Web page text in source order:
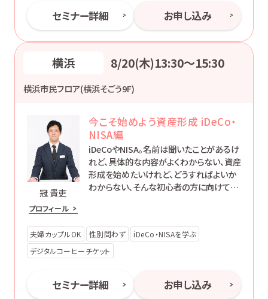
セミナー詳細 お申し込み
横浜 8/20(木)13:30〜15:30
横浜市民フロア(横浜そごう9F)
冠 貴吏
プロフィール
今こそ始めよう資産形成 iDeCo・
NISA編
iDeCoやNISA。名前は聞いたことがあるけ
れど、具体的な内容がよくわからない、資産
形成を始めたいけれど、どうすればよいか
わからない、そんな初心者の方に向けて、
方法をお伝えします。
夫婦カップルOK 性別問わず
iDeCo・NISAを学ぶ
デジタルコーヒーチケット
セミナー詳細 お申し込み